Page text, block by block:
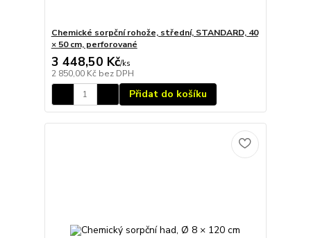
Chemické sorpční rohože, střední, STANDARD, 40
× 50 cm, perforované
3 448,50 Kč/ks
2 850,00 Kč bez DPH
Přidat do košíku